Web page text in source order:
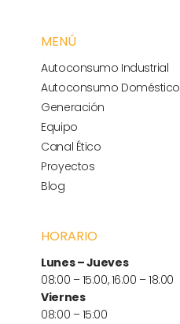
MENÚ
Autoconsumo Industrial
Autoconsumo Doméstico
Generación
Equipo
Canal Ético
Proyectos
Blog
HORARIO
Lunes – Jueves
08:00 – 15:00, 16:00 – 18:00
Viernes
08:00 – 15:00